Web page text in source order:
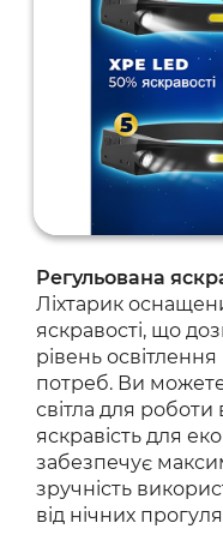
Регульована
Ліхтарик
яскравості, що
рівень
потреб. Ви
світла для
яскравість для
забезпечує
зручність
від нічних